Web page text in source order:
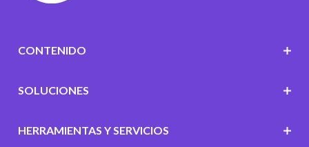
CONTENIDO
SOLUCIONES
HERRAMIENTAS Y SERVICIOS